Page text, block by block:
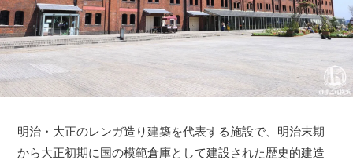
明治・大正のレンガ造り建築を代表する施設で、明治末期
から大正初期に国の模範倉庫として建設された歴史的建造